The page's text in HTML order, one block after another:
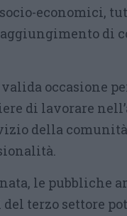
economici,
di
occasione
di lavorare
della
le pubbliche
terzo settore